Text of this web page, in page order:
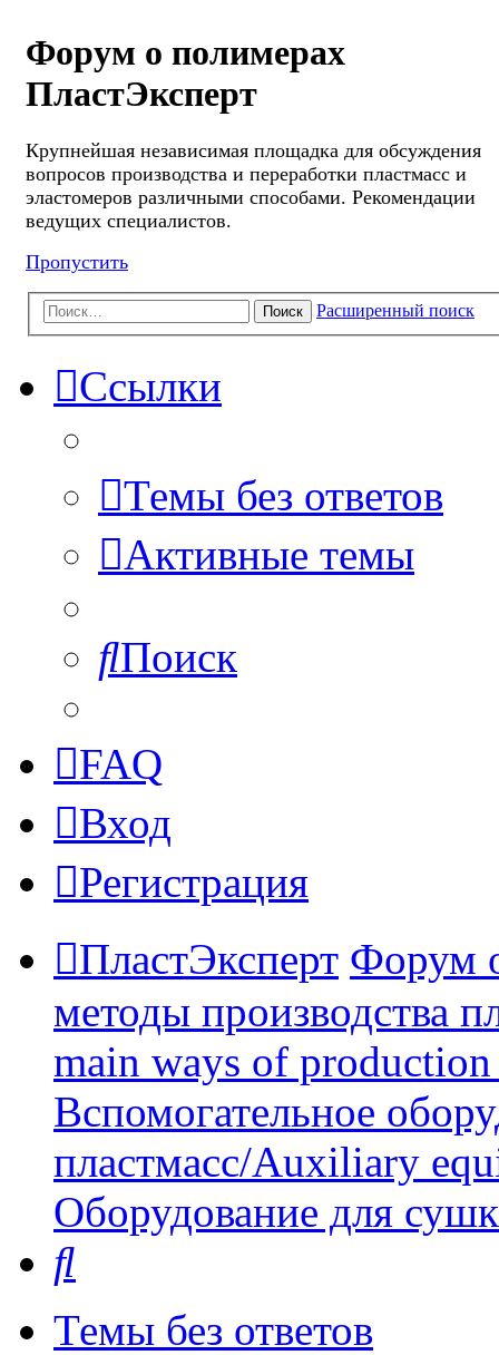
Форум о полимерах
ПластЭксперт
Крупнейшая независимая площадка для обсуждения
вопросов производства и переработки пластмасс и
эластомеров различными способами. Рекомендации
ведущих специалистов.
Пропустить
Поиск Расширенный поиск
Ссылки
Темы без ответов
Активные темы
Поиск
FAQ
Вход
Регистрация
ПластЭксперт Форум
методы производства
main ways of
Вспомогательное
пластмасс/Auxiliary
Оборудование для
Темы без ответов